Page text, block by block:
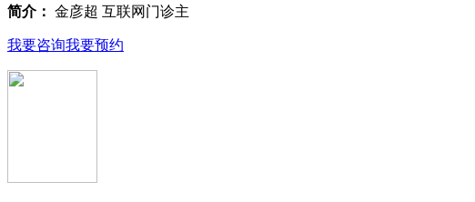
简介： 金彦超 互联网门诊主
我要咨询我要预约